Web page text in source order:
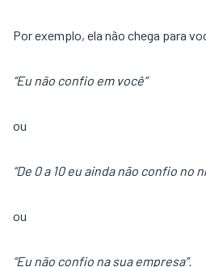
Por exemplo, ela não chega para
“Eu não confio em você”
ou
“De 0 a 10 eu ainda não confio no
ou
“Eu não confio na sua empresa”.